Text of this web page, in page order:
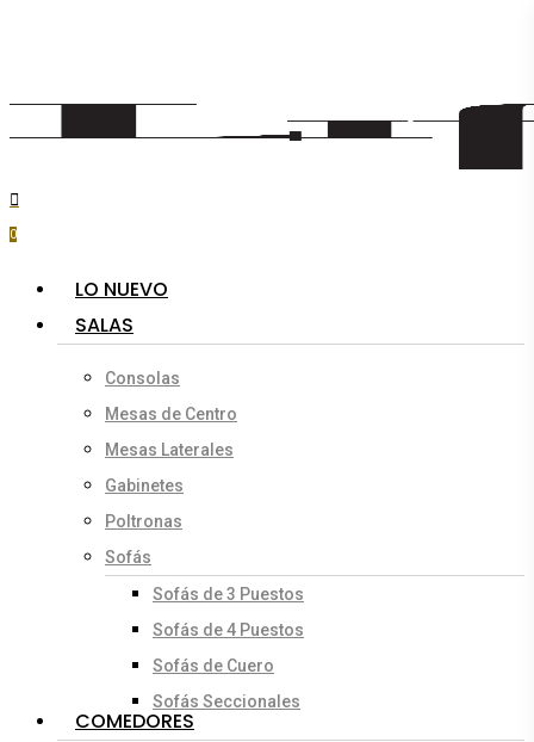
content
search
account
0
LO NUEVO
SALAS
Consolas
Mesas de Centro
Mesas Laterales
Gabinetes
Poltronas
Sofás
Sofás de 3 Puestos
Sofás de 4 Puestos
Sofás de Cuero
Sofás Seccionales
COMEDORES